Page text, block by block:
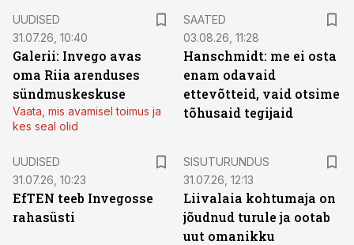
UUDISED
31.07.26, 10:40
Galerii: Invego avas
oma Riia arenduses
sündmuskeskuse
Vaata, mis avamisel toimus ja
kes seal olid
SAATED
03.08.26, 11:28
Hanschmidt: me ei osta
enam odavaid
ettevõtteid, vaid otsime
tõhusaid tegijaid
UUDISED
31.07.26, 10:23
EfTEN teeb Invegosse
rahasüsti
SISUTURUNDUS
31.07.26, 12:13
Liivalaia kohtumaja on
jõudnud turule ja ootab
uut omanikku